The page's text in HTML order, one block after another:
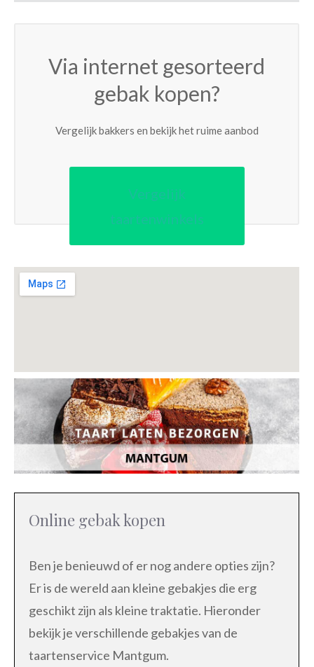
Via internet gesorteerd
gebak kopen?
Vergelijk bakkers en bekijk het ruime aanbod
Vergelijk
taartenwinkels
Online gebak kopen
Ben je benieuwd of er nog andere opties zijn?
Er is de wereld aan kleine gebakjes die erg
geschikt zijn als kleine traktatie. Hieronder
bekijk je verschillende gebakjes van de
taartenservice Mantgum.